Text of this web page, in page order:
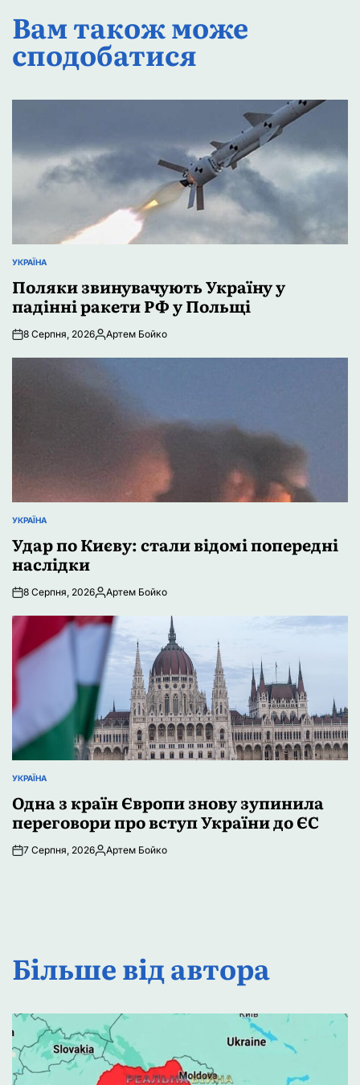
Вам також може
сподобатися
ОПУБЛІКУВАТИ
УКРАЇНА
Поляки звинувачують Україну у
падінні ракети РФ у Польщі
8 Серпня, 2026Опубліковано
Артем Бойко
ОПУБЛІКУВАТИ
УКРАЇНА
Удар по Києву: стали відомі попередні
наслідки
8 Серпня, 2026Опубліковано
Артем Бойко
ОПУБЛІКУВАТИ
УКРАЇНА
Одна з країн Європи знову зупинила
переговори про вступ України до ЄС
7 Серпня, 2026Опубліковано
Артем Бойко
Більше від автора